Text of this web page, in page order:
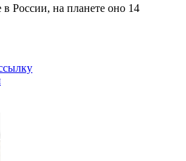
в России, на планете оно 14